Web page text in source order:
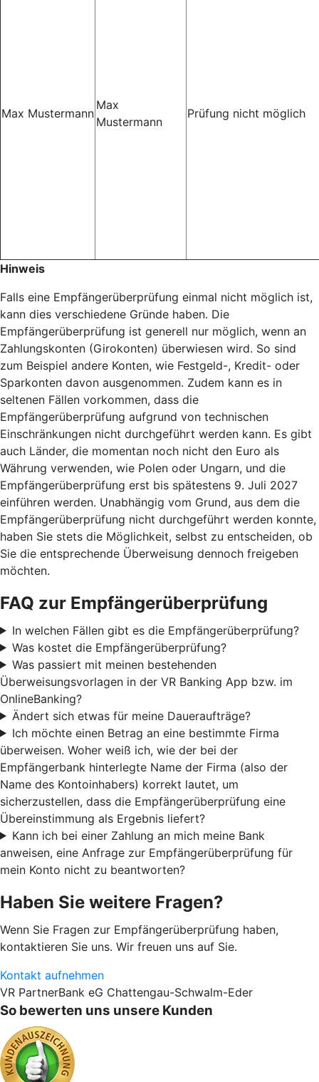
Max Mustermann
Max
Mustermann
Prüfung nicht möglich
Hinweis
Falls eine Empfängerüberprüfung einmal nicht möglich ist,
kann dies verschiedene Gründe haben. Die
Empfängerüberprüfung ist generell nur möglich, wenn an
Zahlungskonten (Girokonten) überwiesen wird. So sind
zum Beispiel andere Konten, wie Festgeld-, Kredit- oder
Sparkonten davon ausgenommen. Zudem kann es in
seltenen Fällen vorkommen, dass die
Empfängerüberprüfung aufgrund von technischen
Einschränkungen nicht durchgeführt werden kann. Es gibt
auch Länder, die momentan noch nicht den Euro als
Währung verwenden, wie Polen oder Ungarn, und die
Empfängerüberprüfung erst bis spätestens 9. Juli 2027
einführen werden. Unabhängig vom Grund, aus dem die
Empfängerüberprüfung nicht durchgeführt werden konnte,
haben Sie stets die Möglichkeit, selbst zu entscheiden, ob
Sie die entsprechende Überweisung dennoch freigeben
möchten.
FAQ zur Empfängerüberprüfung
In welchen Fällen gibt es die Empfängerüberprüfung?
Was kostet die Empfängerüberprüfung?
Was passiert mit meinen bestehenden
Überweisungsvorlagen in der VR Banking App bzw. im
OnlineBanking?
Ändert sich etwas für meine Daueraufträge?
Ich möchte einen Betrag an eine bestimmte Firma
überweisen. Woher weiß ich, wie der bei der
Empfängerbank hinterlegte Name der Firma (also der
Name des Kontoinhabers) korrekt lautet, um
sicherzustellen, dass die Empfängerüberprüfung eine
Übereinstimmung als Ergebnis liefert?
Kann ich bei einer Zahlung an mich meine Bank
anweisen, eine Anfrage zur Empfängerüberprüfung für
mein Konto nicht zu beantworten?
Haben Sie weitere Fragen?
Wenn Sie Fragen zur Empfängerüberprüfung haben,
kontaktieren Sie uns. Wir freuen uns auf Sie.
Kontakt aufnehmen
VR PartnerBank eG Chattengau-Schwalm-Eder
So bewerten uns unsere Kunden